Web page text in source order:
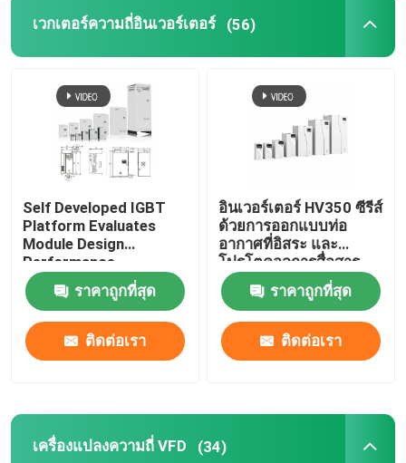
เวกเตอร์ความถี่อินเวอร์เตอร์ (56)
Self Developed IGBT
Platform Evaluates
Module Design
Performance
ราคาถูกที่สุด
ติดต่อเรา
อินเวอร์เตอร์ HV350 ซีรีส์
ด้วยการออกแบบท่อ
อากาศที่อิสระ และ
โปรโตคอลการสื่อสาร
Modbus RTU
50Hz/60Hz ± 5% ความถี่
การเข้า
ราคาถูกที่สุด
ติดต่อเรา
เครื่องแปลงความถี่ VFD (34)